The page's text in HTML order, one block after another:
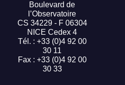
Boulevard de
l’Observatoire
CS 34229 - F 06304
NICE Cedex 4
Tél. : +33 (0)4 92 00
30 11
Fax : +33 (0)4 92 00
30 33